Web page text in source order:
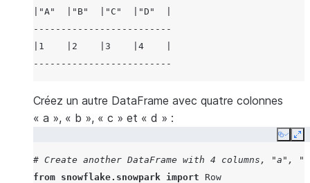
|"A"  |"B"  |"C"  |"D"  |
-------------------------
|1    |2    |3    |4    |
-------------------------
Créez un autre DataFrame avec quatre colonnes
« a », « b », « c » et « d » :
Copy
# Create another DataFrame with 4 columns, "a",
from snowflake.snowpark import
Row